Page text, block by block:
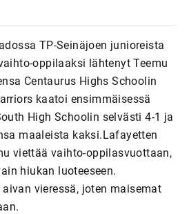
TP-Seinäjoen junioreista
oppilaaksi lähtenyt Teemu
Centaurus Highs Schoolin
kaatoi ensimmäisessä
High Schoolin selvästi 4-1 ja
maaleista kaksi.Lafayetten
viettää vaihto-oppilasvuottaan,
hiukan luoteeseen.
vieressä, joten maisemat